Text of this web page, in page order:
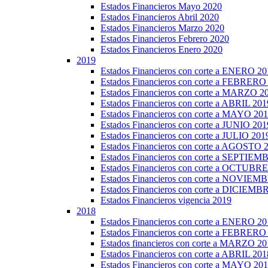
Estados Financieros Mayo 2020
Estados Financieros Abril 2020
Estados Financieros Marzo 2020
Estados Financieros Febrero 2020
Estados Financieros Enero 2020
2019
Estados Financieros con corte a ENERO
Estados Financieros con corte a
Estados Financieros con corte a MARZO
Estados Financieros con corte a ABRIL
Estados Financieros con corte a MAYO
Estados Financieros con corte a JUNIO
Estados Financieros con corte a JULIO
Estados Financieros con corte a AGOSTO
Estados Financieros con corte a
Estados Financieros con corte a
Estados Financieros con corte a
Estados Financieros con corte a
Estados Financieros vigencia 2019
2018
Estados Financieros con corte a ENERO
Estados Financieros con corte a
Estados financieros con corte a MARZO
Estados Financieros con corte a ABRIL
Estados Financieros con corte a MAYO